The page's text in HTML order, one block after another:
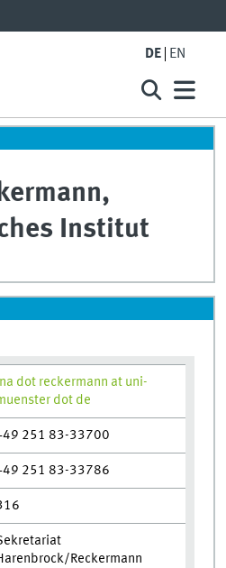
DE EN
Institut
dot reckermann at uni-
dot de
251 83-33700
251 83-33786
Reckermann